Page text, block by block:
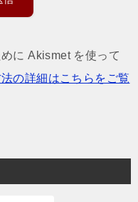
に Akismet を使って
の詳細はこちらをご覧